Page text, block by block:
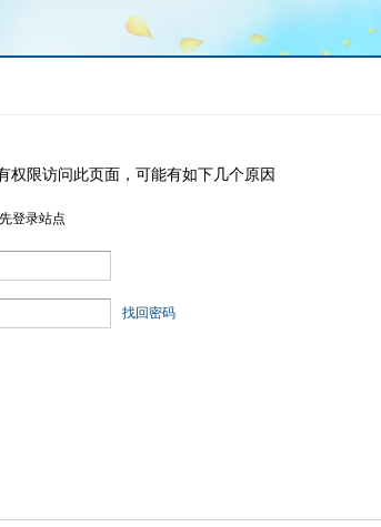
权限访问此页面，可能有如下几个原因
登录站点
找回密码